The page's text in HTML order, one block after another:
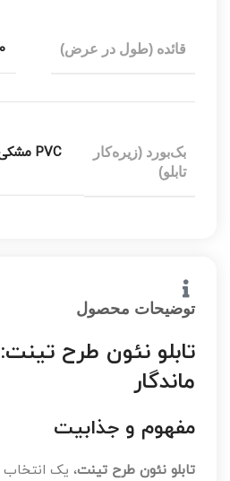
قائده (طول در عرض)
بک‌بورد (زیره‌کار
تابلو)
PVC مشکی یا چوب MDF
توضیحات محصول
تابلو نئون طرح
ماندگار
مفهوم و جذابیت
تابلو نئون طرح تینت، یک انتخاب